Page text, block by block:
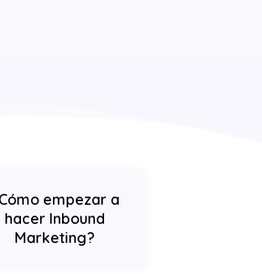
empezar a
hacer Inbound
Marketing?